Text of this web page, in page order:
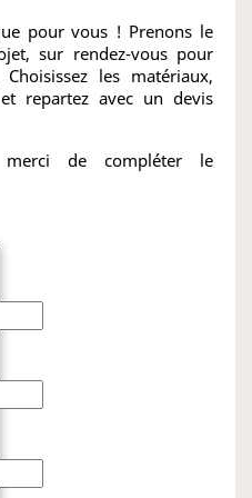
pour vous ! Prenons le
sur rendez-vous pour
les matériaux,
repartez avec un devis
de compléter le